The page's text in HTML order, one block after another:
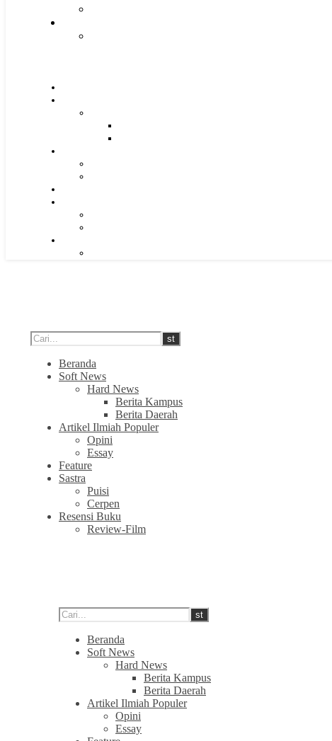
Beranda
Soft News
Hard News
Berita Kampus
Berita Daerah
Artikel Ilmiah Populer
Opini
Essay
Feature
Sastra
Puisi
Cerpen
Resensi Buku
Review-Film
Beranda
Soft News
Hard News
Berita Kampus
Berita Daerah
Artikel Ilmiah Populer
Opini
Essay